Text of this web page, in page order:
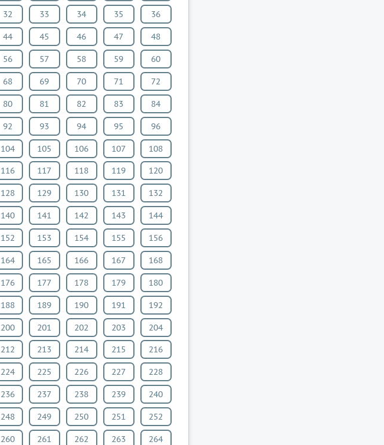
32 33 34 35 36
44 45 46 47 48
56 57 58 59 60
68 69 70 71 72
80 81 82 83 84
92 93 94 95 96
104 105 106 107 108
116 117 118 119 120
128 129 130 131 132
140 141 142 143 144
152 153 154 155 156
164 165 166 167 168
176 177 178 179 180
188 189 190 191 192
200 201 202 203 204
212 213 214 215 216
224 225 226 227 228
236 237 238 239 240
248 249 250 251 252
260 261 262 263 264